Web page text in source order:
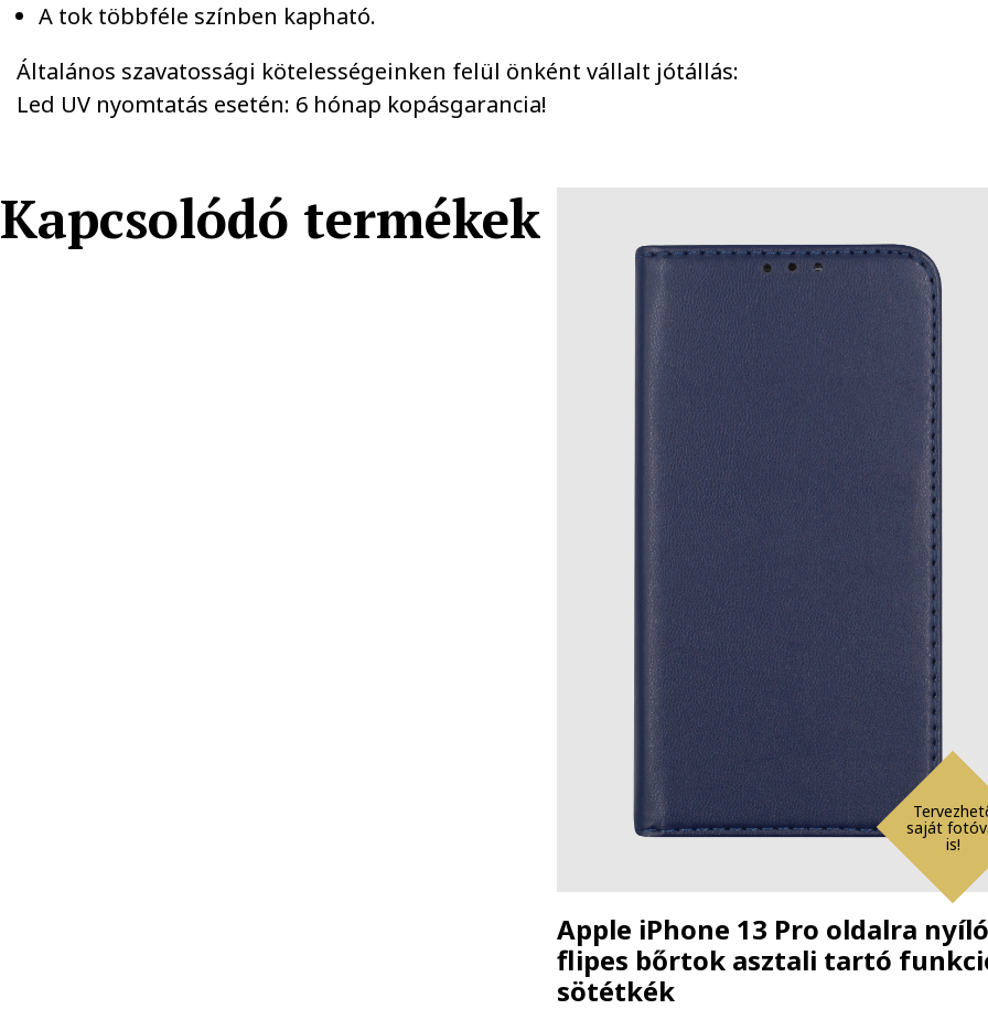
A tok többféle színben kapható.
Általános szavatossági kötelességeinken felül önként vállalt jótállás:
Led UV nyomtatás esetén: 6 hónap kopásgarancia!
Kapcsolódó termékek
saját
is!
Apple iPhone 13 Pro oldalra nyíló
flipes bőrtok asztali tartó
sötétkék